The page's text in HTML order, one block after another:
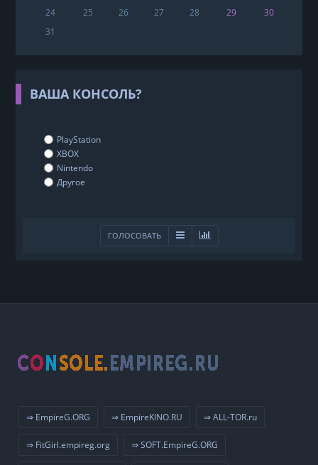
24
25 26 27 28 29
30
31
ВАША КОНСОЛЬ?
PlayStation
XBOX
Nintendo
Другое
ГОЛОСОВАТЬ
⇒ EmpireG.ORG ⇒ EmpireKINO.RU ⇒ ALL-TOR.ru
⇒ FitGirl.empireg.org ⇒ SOFT.EmpireG.ORG